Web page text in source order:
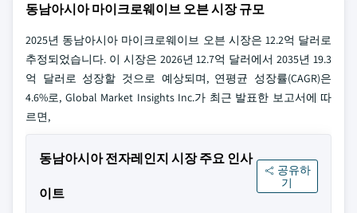
동남아시아 마이크로웨이브 오븐 시장 규모
2025년 동남아시아 마이크로웨이브 오븐 시장은 12.2억 달러로
추정되었습니다. 이 시장은 2026년 12.7억 달러에서 2035년 19.3
억 달러로 성장할 것으로 예상되며, 연평균 성장률(CAGR)은
4.6%로, Global Market Insights Inc.가 최근 발표한 보고서에 따
르면,
동남아시아 전자레인지 시장 주요 인사
이트
공유하
기